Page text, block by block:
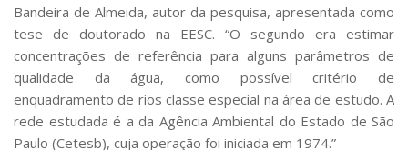
Bandeira de Almeida, autor da pesquisa, apresentada como
tese de doutorado na EESC. “O segundo era estimar
concentrações de referência para alguns parâmetros de
qualidade da água, como possível critério de
enquadramento de rios classe especial na área de estudo. A
rede estudada é a da Agência Ambiental do Estado de São
Paulo (Cetesb), cuja operação foi iniciada em 1974.”